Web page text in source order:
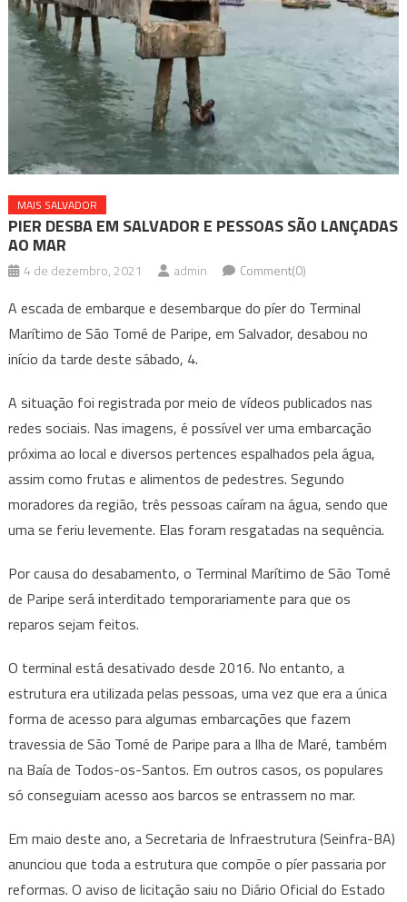
MAIS SALVADOR
PIER DESBA EM SALVADOR E PESSOAS SÃO LANÇADAS
AO MAR
4 de dezembro, 2021 admin Comment(0)
A escada de embarque e desembarque do píer do Terminal
Marítimo de São Tomé de Paripe, em Salvador, desabou no
início da tarde deste sábado, 4.
A situação foi registrada por meio de vídeos publicados nas
redes sociais. Nas imagens, é possível ver uma embarcação
próxima ao local e diversos pertences espalhados pela água,
assim como frutas e alimentos de pedestres. Segundo
moradores da região, três pessoas caíram na água, sendo que
uma se feriu levemente. Elas foram resgatadas na sequência.
Por causa do desabamento, o Terminal Marítimo de São Tomé
de Paripe será interditado temporariamente para que os
reparos sejam feitos.
O terminal está desativado desde 2016. No entanto, a
estrutura era utilizada pelas pessoas, uma vez que era a única
forma de acesso para algumas embarcações que fazem
travessia de São Tomé de Paripe para a Ilha de Maré, também
na Baía de Todos-os-Santos. Em outros casos, os populares
só conseguiam acesso aos barcos se entrassem no mar.
Em maio deste ano, a Secretaria de Infraestrutura (Seinfra-BA)
anunciou que toda a estrutura que compõe o píer passaria por
reformas. O aviso de licitação saiu no Diário Oficial do Estado